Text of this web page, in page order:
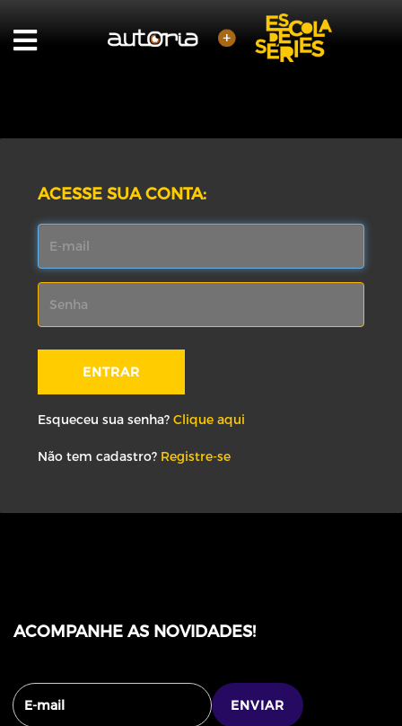
ACESSE SUA CONTA:
Esqueceu sua senha? Clique aqui
Não tem cadastro? Registre-se
ACOMPANHE AS NOVIDADES!